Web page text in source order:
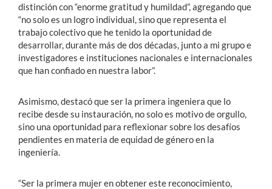
distinción con “enorme gratitud y humildad”, agregando que
“no solo es un logro individual, sino que representa el
trabajo colectivo que he tenido la oportunidad de
desarrollar, durante más de dos décadas, junto a mi grupo e
investigadores e instituciones nacionales e internacionales
que han confiado en nuestra labor”.
Asimismo, destacó que ser la primera ingeniera que lo
recibe desde su instauración, no solo es motivo de orgullo,
sino una oportunidad para reflexionar sobre los desafíos
pendientes en materia de equidad de género en la
ingeniería.
“Ser la primera mujer en obtener este reconocimiento,